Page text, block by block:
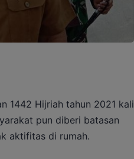
1442 Hijriah tahun 2021 kali
pun diberi batasan
aktifitas di rumah.